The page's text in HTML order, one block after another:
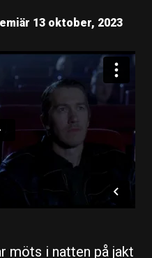
13 oktober, 2023
möts i natten på jakt